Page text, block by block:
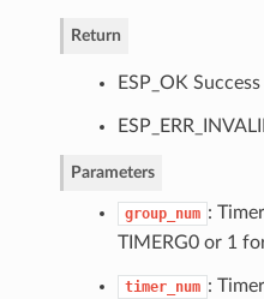
Return
ESP_OK Success
Parameters
group_num :
TIMERG0 or 1
timer_num :